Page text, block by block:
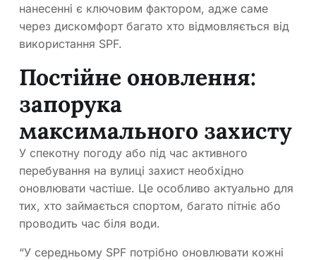
нанесенні є ключовим фактором, адже саме
через дискомфорт багато хто відмовляється від
використання SPF.
Постійне оновлення:
запорука
максимального захисту
У спекотну погоду або під час активного
перебування на вулиці захист необхідно
оновлювати частіше. Це особливо актуально для
тих, хто займається спортом, багато пітніє або
проводить час біля води.
“У середньому SPF потрібно оновлювати кожні